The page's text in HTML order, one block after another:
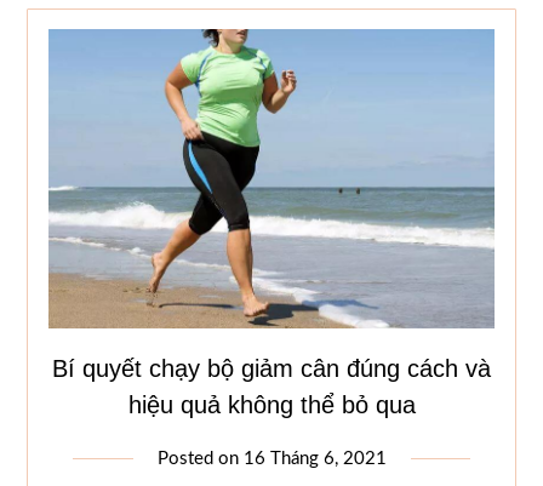
Bí quyết chạy bộ giảm cân đúng cách và
hiệu quả không thể bỏ qua
Posted on 16 Tháng 6, 2021